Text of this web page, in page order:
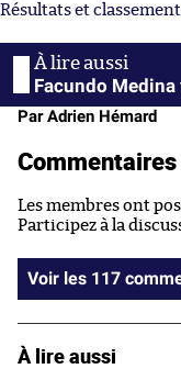
Résultats et classement
Facundo
Par Adrien Hémard
Commentaires
Les membres ont
Participez à la
Voir les 117
À lire aussi